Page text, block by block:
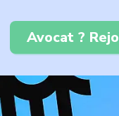
Avocat ?